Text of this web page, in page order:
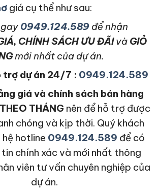
giá cụ thể như sau:
0949.124.589 để nhận
CHÍNH SÁCH ƯU ĐÃIvàGIỎ
mới nhất của dự án.
trợ dự án 24/7 : 0949.124.589
giá và chính sách bán hàng
THÁNG nên để hỗ trợ được
chóng và kịp thời. Quý khách
hệ hotline 0949.124.589 để có
chính xác và mới nhất thông
viên tư vấn chuyên nghiệp của
dự án.